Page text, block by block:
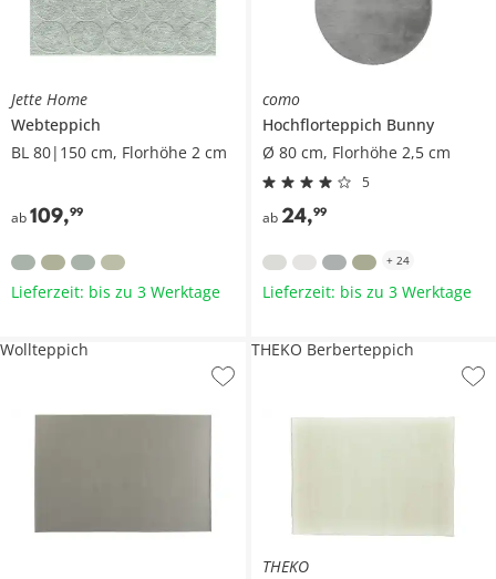
Jette Home
Webteppich
BL 80|150 cm, Florhöhe 2 cm
ab109,99
Lieferzeit: bis zu 3 Werktage
como
Hochflorteppich Bunny
Ø 80 cm, Florhöhe 2,5 cm
5
ab 24,99
+ 24
Lieferzeit: bis zu 3 Werktage
Wollteppich
THEKO
THEKO Berberteppich